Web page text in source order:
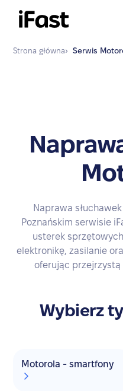
Strona główna› Serwis
Naprawa
Poznańskim serwisie
usterek
elektronikę, zasilanie
oferując
Wybierz
Motorola - smartfony